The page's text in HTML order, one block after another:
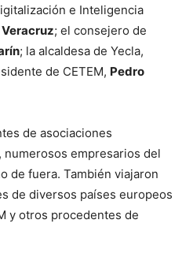
e Inteligencia
; el consejero de
; la alcaldesa de Yecla,
de CETEM, Pedro
de asociaciones
empresarios del
de fuera. También viajaron
de diversos países europeos
y otros procedentes de